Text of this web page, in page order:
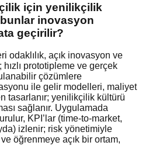
için yenilikçilik
inovasyon
geçirilir?
odaklılık, açık inovasyon ve
prototipleme ve gerçek
çözümlere
ile gelir modelleri, maliyet
tasarlanır; yenilikçilik kültürü
sağlanır. Uygulamada
KPI’lar (time-to-market,
izlenir; risk yönetimiyle
öğrenmeye açık bir ortam,